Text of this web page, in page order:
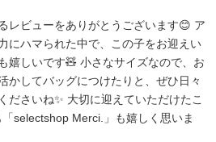
レビューをありがとうございます😊 ア
にハマられた中で、この子をお迎えい
嬉しいです🧸 小さなサイズなので、お
かしてバッグにつけたりと、ぜひ日々
ださいね✨ 大切に迎えていただけたこ
selectshop Merci.」も嬉しく思いま